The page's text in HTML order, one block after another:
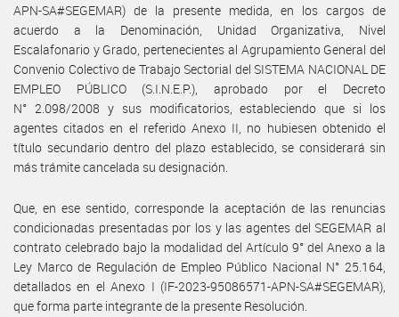
APN-SA#SEGEMAR) de la presente medida, en los cargos de
acuerdo a la Denominación, Unidad Organizativa, Nivel
Escalafonario y Grado, pertenecientes al Agrupamiento General del
Convenio Colectivo de Trabajo Sectorial del SISTEMA NACIONAL DE
EMPLEO PÚBLICO (S.I.N.E.P.), aprobado por el Decreto
N° 2.098/2008 y sus modificatorios, estableciendo que si los
agentes citados en el referido Anexo II, no hubiesen obtenido el
título secundario dentro del plazo establecido, se considerará sin
más trámite cancelada su designación.
Que, en ese sentido, corresponde la aceptación de las renuncias
condicionadas presentadas por los y las agentes del SEGEMAR al
contrato celebrado bajo la modalidad del Artículo 9° del Anexo a la
Ley Marco de Regulación de Empleo Público Nacional N° 25.164,
detallados en el Anexo I (IF-2023-95086571-APN-SA#SEGEMAR),
que forma parte integrante de la presente Resolución.